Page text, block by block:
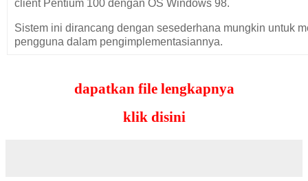
client Pentium 100 dengan OS Windows 98.
Sistem ini dirancang dengan sesederhana mungkin untuk
pengguna dalam pengimplementasiannya.
Sesuai dengan permasalahan diatas maka maksud
khusus yaitu Winconnect yang merupakan salah satu
dapatkan file lengkapnya
klik disini